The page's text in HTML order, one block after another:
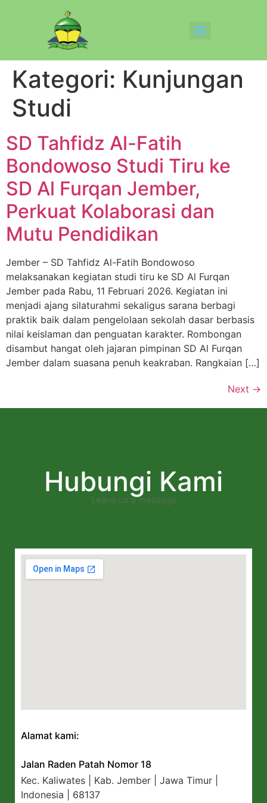
Kategori: Kunjungan
Studi
SD Tahfidz Al-Fatih
Bondowoso Studi Tiru ke
SD Al Furqan Jember,
Perkuat Kolaborasi dan
Mutu Pendidikan
Jember – SD Tahfidz Al-Fatih Bondowoso
melaksanakan kegiatan studi tiru ke SD Al Furqan
Jember pada Rabu, 11 Februari 2026. Kegiatan ini
menjadi ajang silaturahmi sekaligus sarana berbagi
praktik baik dalam pengelolaan sekolah dasar berbasis
nilai keislaman dan penguatan karakter. Rombongan
disambut hangat oleh jajaran pimpinan SD Al Furqan
Jember dalam suasana penuh keakraban. Rangkaian […]
Next →
Hubungi Kami
Leave us a message
Alamat kami:
Jalan Raden Patah Nomor 18
Kec. Kaliwates | Kab. Jember | Jawa Timur |
Indonesia | 68137